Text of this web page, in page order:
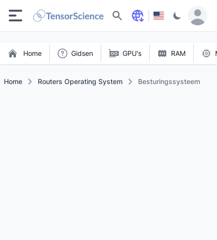
Zoeken
Home Gidsen GPU's RAM
Home Routers Operating System Besturingssysteem